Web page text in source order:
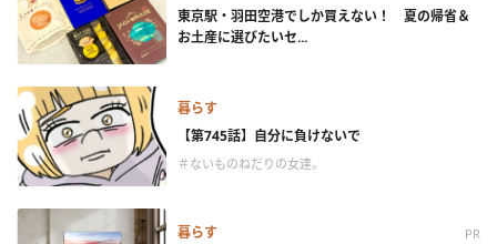
東京駅・羽田空港でしか買えない！ 夏の帰省＆
お土産に選びたいセ...
暮らす
【第745話】自分に負けないで
＃ないものねだりの女達。
暮らす PR